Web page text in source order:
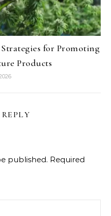
for Promoting
Products
published. Required